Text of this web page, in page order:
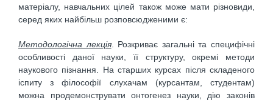
матеріалу, навчальних цілей також може мати різновиди,
серед яких найбільш розповсюдженими є:
Методологічна лекція. Розкриває загальні та специфічні
особливості даної науки, її структуру, окремі методи
наукового пізнання. На старших курсах після складеного
іспиту з філософії слухачам (курсантам, студентам)
можна продемонструвати онтогенез науки, дію законів